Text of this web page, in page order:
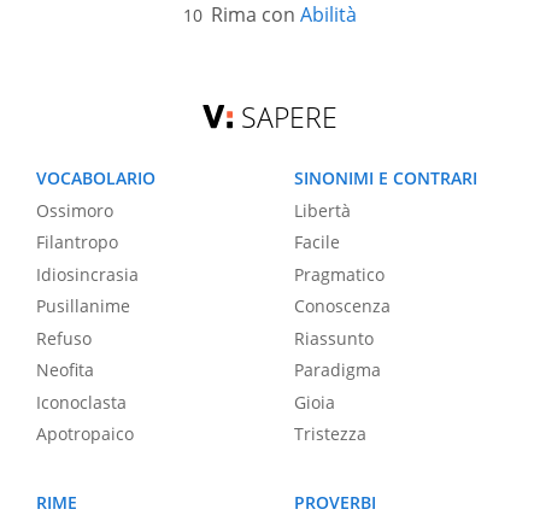
Rima con Abilità
SAPERE
VOCABOLARIO
Ossimoro
Filantropo
Idiosincrasia
Pusillanime
Refuso
Neofita
Iconoclasta
Apotropaico
SINONIMI E CONTRARI
Libertà
Facile
Pragmatico
Conoscenza
Riassunto
Paradigma
Gioia
Tristezza
RIME
PROVERBI